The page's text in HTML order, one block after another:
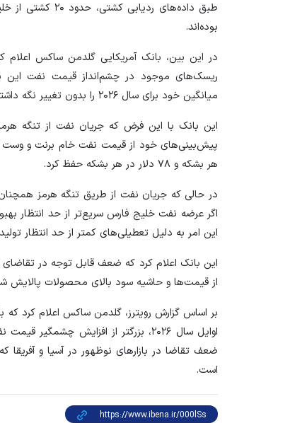
طبق داده‌های
بوده‌اند.
در این بین، بانک آمریکایی گلدمن ساکس
ریسک‌های موجود در چشم‌انداز قیمت نفت این
میانگین خود برای سال ۲۰۲۶ را بدون تغییر نگه داشته است.
این بانک با این فرض که جریان نفت از تنگه
هر بشکه و ۷۸ دلار در هر بشکه حفظ کرد.
در حالی که جریان نفت از طریق تنگه هرمز
اگر عرضه نفت خلیج فارس سریع‌تر از حد انتظار
این امر به دلیل تعطیلی‌های کمتر از حد انتظار
این بانک اعلام کرد که ضعف قابل توجه در
از قیمت‌ها و حاشیه سود بالای محصولات
بر اساس گزارش رویترز، گلدمن ساکس اعلام کرد
ضعف تقاضا در بازار‌های نوظهور در آسیا و
است.